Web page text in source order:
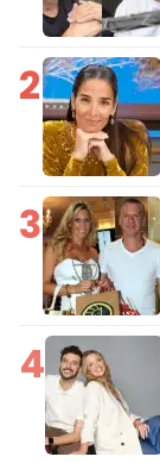
2
3
4